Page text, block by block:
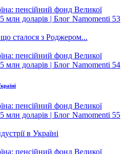
що сталося з Роджером...
в Україні